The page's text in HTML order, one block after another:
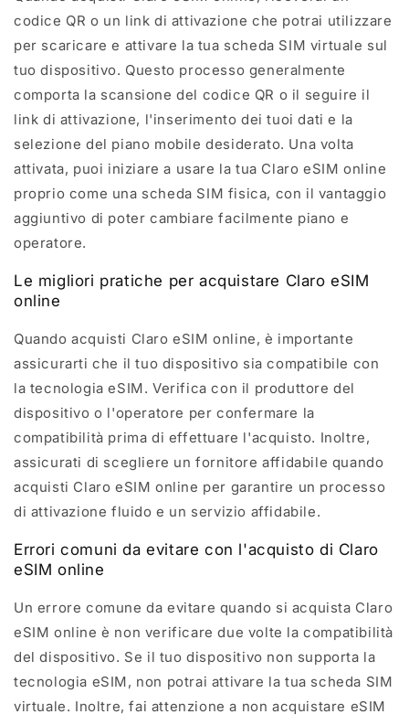
codice QR o un link di attivazione che potrai utilizzare
per scaricare e attivare la tua scheda SIM virtuale sul
tuo dispositivo. Questo processo generalmente
comporta la scansione del codice QR o il seguire il
link di attivazione, l'inserimento dei tuoi dati e la
selezione del piano mobile desiderato. Una volta
attivata, puoi iniziare a usare la tua Claro eSIM online
proprio come una scheda SIM fisica, con il vantaggio
aggiuntivo di poter cambiare facilmente piano e
operatore.
Le migliori pratiche per acquistare Claro eSIM
online
Quando acquisti Claro eSIM online, è importante
assicurarti che il tuo dispositivo sia compatibile con
la tecnologia eSIM. Verifica con il produttore del
dispositivo o l'operatore per confermare la
compatibilità prima di effettuare l'acquisto. Inoltre,
assicurati di scegliere un fornitore affidabile quando
acquisti Claro eSIM online per garantire un processo
di attivazione fluido e un servizio affidabile.
Errori comuni da evitare con l'acquisto di Claro
eSIM online
Un errore comune da evitare quando si acquista Claro
eSIM online è non verificare due volte la compatibilità
del dispositivo. Se il tuo dispositivo non supporta la
tecnologia eSIM, non potrai attivare la tua scheda SIM
virtuale. Inoltre, fai attenzione a non acquistare eSIM